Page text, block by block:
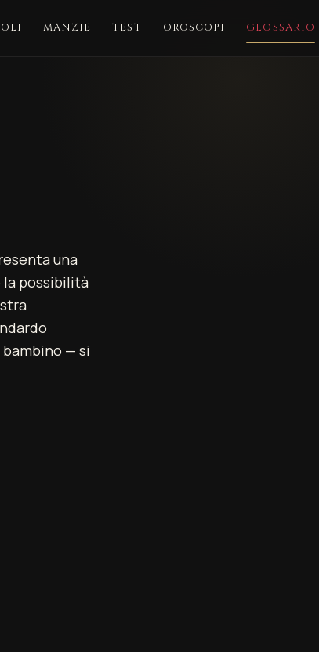
MANZIE TEST OROSCOPI GLOSSARIO
una
la possibilità
— si